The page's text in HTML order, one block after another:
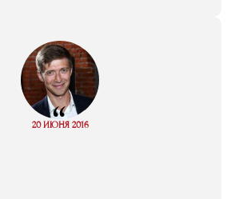
“
20 ИЮНЯ 2016
Read